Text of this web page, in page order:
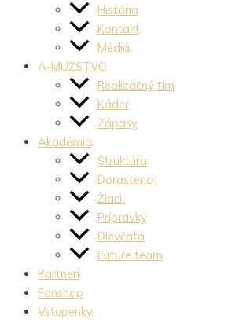
História
Kontakt
Médiá
A-MUŽSTVO
Realizačný tím
Káder
Zápasy
Akadémia
Štruktúra
Dorastenci
Žiaci
Prípravky
Dievčatá
Future team
Partneri
Fanshop
Vstupenky